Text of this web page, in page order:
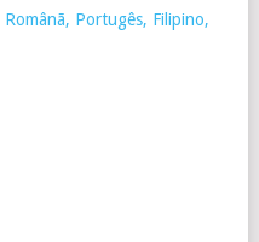
Românã, Portugês, Filipino,